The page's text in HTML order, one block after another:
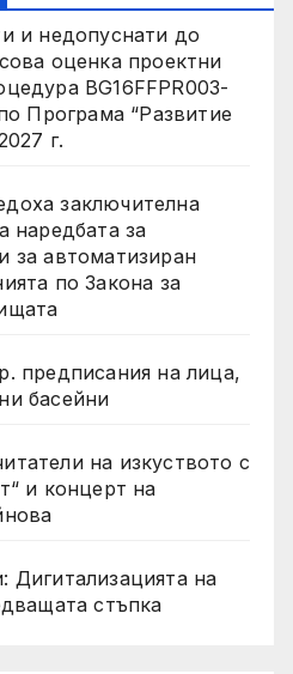
и недопуснати до
оценка проектни
BG16FFPR003-
Програма “Развитие
г.
заключителна
наредбата за
за автоматизиран
по Закона за
предписания на лица,
басейни
на изкуството с
и концерт на
Дигитализацията на
стъпка